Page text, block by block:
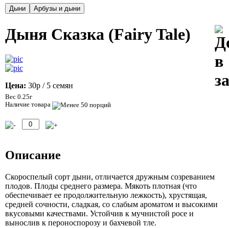
Дыня Сказка (Fairy Tale)
Цена: 30р / 5 семян
Вес 0.25г
Наличие товара
Описание
Скороспелый сорт дыни, отличается дружным созреванием
плодов. Плоды среднего размера. Мякоть плотная (что
обеспечивает ее продолжительную лежкость), хрустящая,
средней сочности, сладкая, со слабым ароматом и высокими
вкусовыми качествами. Устойчив к мучнистой росе и
вынослив к пероноспорозу и бахчевой тле.